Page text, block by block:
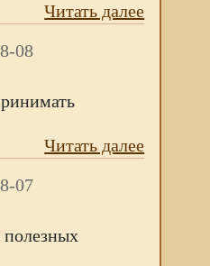
Читать далее
08
Читать далее
07